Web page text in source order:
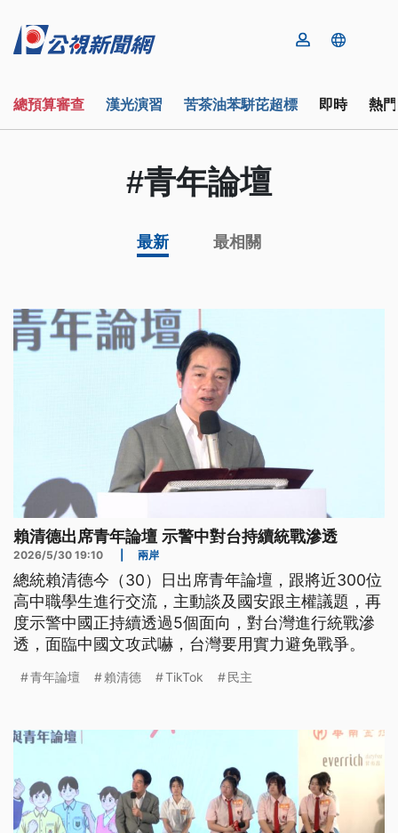
總預算審查 漢光演習 苦茶油苯駢芘超標 即時 熱
#青年論壇
最新 最相關
賴清德出席青年論壇 示警中對台持續統戰滲透
2026/5/30 19:10 兩岸
總統賴清德今（30）日出席青年論壇，跟將近300位
高中職學生進行交流，主動談及國安跟主權議題，再
度示警中國正持續透過5個面向，對台灣進行統戰滲
透，面臨中國文攻武嚇，台灣要用實力避免戰爭。
青年論壇 賴清德 TikTok 民主